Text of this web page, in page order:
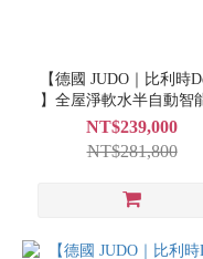
【德國 JUDO｜比利時
】全屋淨軟水半自動智
案 (FILT-B+DHPU-
Well KP)
NT$239,000
NT$281,800